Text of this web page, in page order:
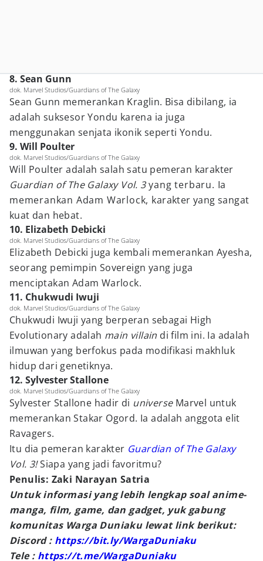
8. Sean Gunn
dok. Marvel Studios/Guardians of The Galaxy
Sean Gunn memerankan Kraglin. Bisa dibilang, ia
adalah suksesor Yondu karena ia juga
menggunakan senjata ikonik seperti Yondu.
9. Will Poulter
dok. Marvel Studios/Guardians of The Galaxy
Will Poulter adalah salah satu pemeran karakter
Guardian of The Galaxy Vol. 3yang terbaru. Ia
memerankan Adam Warlock, karakter yang sangat
kuat dan hebat.
10. Elizabeth Debicki
dok. Marvel Studios/Guardians of The Galaxy
Elizabeth Debicki juga kembali memerankan Ayesha,
seorang pemimpin Sovereign yang juga
menciptakan Adam Warlock.
11. Chukwudi Iwuji
dok. Marvel Studios/Guardians of The Galaxy
Chukwudi Iwuji yang berperan sebagai High
Evolutionary adalah main villain di film ini. Ia adalah
ilmuwan yang berfokus pada modifikasi makhluk
hidup dari genetiknya.
12. Sylvester Stallone
dok. Marvel Studios/Guardians of The Galaxy
Sylvester Stallone hadir di universeMarvel untuk
memerankan Stakar Ogord. Ia adalah anggota elit
Ravagers.
Itu dia pemeran karakter Guardian of The Galaxy
Vol. 3!Siapa yang jadi favoritmu?
Penulis: Zaki Narayan Satria
Untuk informasi yang lebih lengkap soal anime-
manga, film, game, dan gadget, yuk gabung
komunitas Warga Duniaku lewat link berikut:
Discord : https://bit.ly/WargaDuniaku
Tele : https://t.me/WargaDuniaku